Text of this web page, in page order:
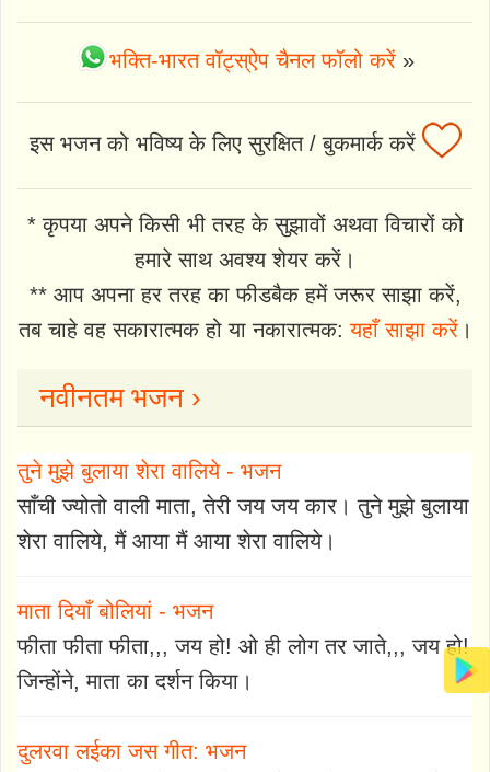
भक्ति-भारत वॉट्स्ऐप चैनल फॉलो करें»
इस भजन को भविष्य के लिए सुरक्षित / बुकमार्क करें
* कृपया अपने किसी भी तरह के सुझावों अथवा विचारों को
हमारे साथ अवश्य शेयर करें।
** आप अपना हर तरह का फीडबैक हमें जरूर साझा करें,
तब चाहे वह सकारात्मक हो या नकारात्मक:यहाँ साझा करें।
नवीनतम भजन ›
तुने मुझे बुलाया शेरा वालिये - भजन
साँची ज्योतो वाली माता, तेरी जय जय कार। तुने मुझे बुलाया
शेरा वालिये, मैं आया मैं आया शेरा वालिये।
माता दियाँ बोलियां - भजन
फीता फीता फीता,,, जय हो! ओ ही लोग तर जाते,,, जय हो!
जिन्होंने, माता का दर्शन किया।
दुलरवा लईका जस गीत: भजन